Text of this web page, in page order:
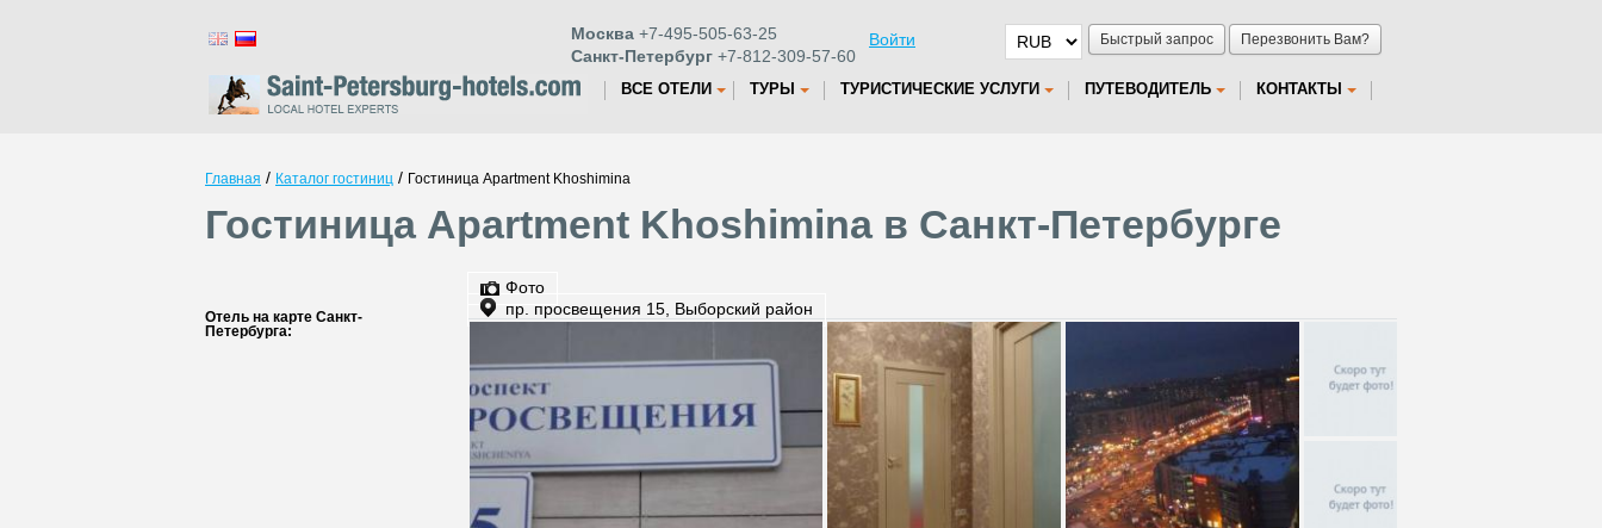
Быстрый запрос Перезвонить Вам?
Москва +7-495-505-63-25
Санкт-Петербург +7-812-309-57-60
Войти
ВСЕ ОТЕЛИ ТУРЫ ТУРИСТИЧЕСКИЕ УСЛУГИ ПУТЕВОДИТЕЛЬ КОНТАКТЫ
Главная / Каталог гостиниц / Гостиница Apartment Khoshimina
Гостиница Apartment Khoshimina в Санкт-Петербурге
Отель на карте Санкт-
Петербурга:
Фото
пр. просвещения 15, Выборский район